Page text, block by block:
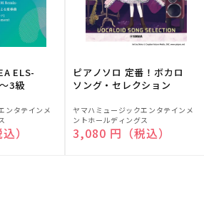
ELS-
3級
ンタテインメ
）
ピアノソロ 定番！ボカロ
ソング・セレクション
販
売
元:
ヤマハミュージックエンタテインメ
ントホールディングス
通常価格
3,080 円（税込）